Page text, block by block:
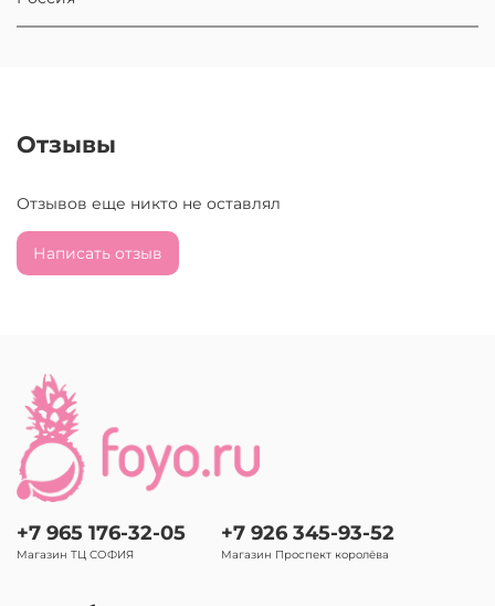
Отзывы
Отзывов еще никто не оставлял
Написать отзыв
+7 965 176-32-05
Магазин ТЦ СОФИЯ
+7 926 345-93-52
Магазин Проспект королёва